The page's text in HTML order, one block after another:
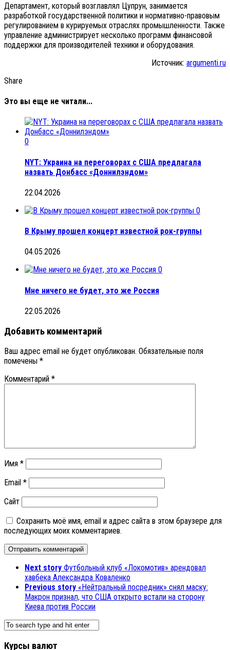
Департамент, который возглавлял Цупрун, занимается
разработкой государственной политики и нормативно-правовым
регулированием в курируемых отраслях промышленности. Также
управление администрирует несколько программ финансовой
поддержки для производителей техники и оборудования.
Источник: argumenti.ru
Share
Это вы еще не читали...
0
NYT: Украина на переговорах с США предлагала
назвать Донбасс «Доннилэндом»
22.04.2026
0
В Крыму прошел концерт известной рок-группы
04.05.2026
0
Мне ничего не будет, это же Россия
22.05.2026
Добавить комментарий
Ваш адрес email не будет опубликован. Обязательные поля
помечены *
Комментарий *
Имя *
Email *
Сайт
Сохранить моё имя, email и адрес сайта в этом браузере для
последующих моих комментариев.
Next story Футбольный клуб «Локомотив» арендовал
хавбека Александра Коваленко
Previous story «Нейтральный посредник» снял маску:
Макрон признал, что США открыто встали на сторону
Киева против России
Курсы валют